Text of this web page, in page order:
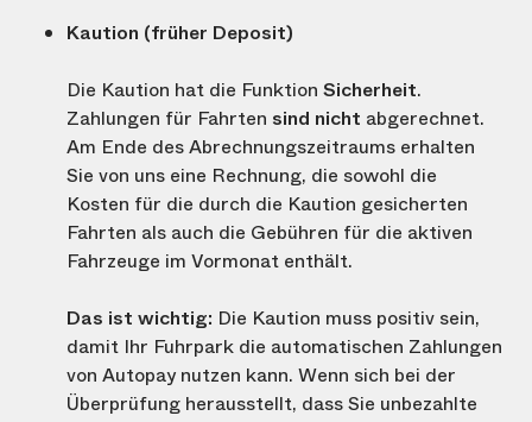
Kaution (früher Deposit)
Die Kaution hat die Funktion Sicherheit.
Zahlungen für Fahrten sind nicht abgerechnet.
Am Ende des Abrechnungszeitraums erhalten
Sie von uns eine Rechnung, die sowohl die
Kosten für die durch die Kaution gesicherten
Fahrten als auch die Gebühren für die aktiven
Fahrzeuge im Vormonat enthält.
Das ist wichtig: Die Kaution muss positiv sein,
damit Ihr Fuhrpark die automatischen Zahlungen
von Autopay nutzen kann. Wenn sich bei der
Überprüfung herausstellt, dass Sie unbezahlte